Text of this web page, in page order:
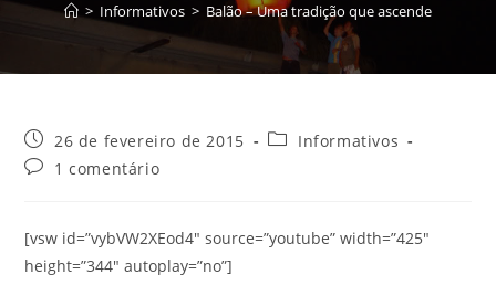
> Informativos > Balão – Uma tradição que ascende
26 de fevereiro de 2015
Informativos
1 comentário
[vsw id=”vybVW2XEod4″ source=”youtube” width=”425″
height=”344″ autoplay=”no”]